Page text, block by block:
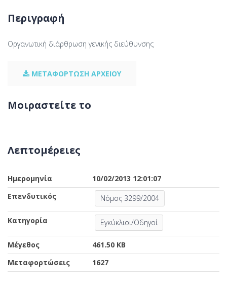
Περιγραφή
Οργανωτική διάρθρωση γενικής διεύθυνσης
ΜΕΤΑΦΟΡΤΩΣΗ ΑΡΧΕΙΟΥ
Μοιραστείτε το
Λεπτομέρειες
Ημερομηνία
10/02/2013 12:01:07
Επενδυτικός
Νόμος 3299/2004
Κατηγορία Εγκύκλιοι/Οδηγοί
Μέγεθος
461.50 KB
Μεταφορτώσεις
1627